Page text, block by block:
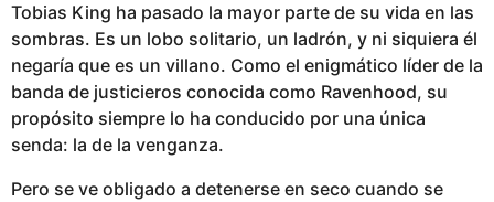
Tobias King ha pasado la mayor parte de su vida en las
sombras. Es un lobo solitario, un ladrón, y ni siquiera él
negaría que es un villano. Como el enigmático líder de la
banda de justicieros conocida como Ravenhood, su
propósito siempre lo ha conducido por una única
senda: la de la venganza.
Pero se ve obligado a detenerse en seco cuando se